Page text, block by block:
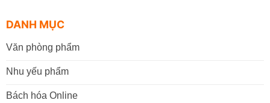
DANH MỤC
Văn phòng phẩm
Nhu yếu phẩm
Bách hóa Online